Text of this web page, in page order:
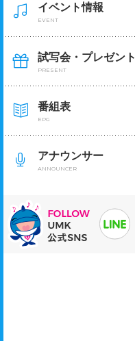
イベント情報
EVENT
試写会・プレゼント
PRESENT
番組表
EPG
アナウンサー
ANNOUNCER